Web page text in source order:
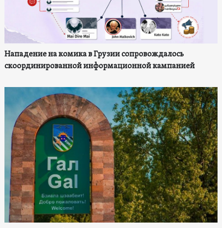
Нападение на комика в Грузии сопровождалось
скоординированной информационной кампанией